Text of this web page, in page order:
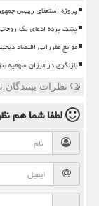
پروژه استعفای رییس
پشت پرده ادعای یک روحانی در رابطه با ۲۸ بار
موانع مقرراتی اقتصاد
بازنگری در میزان سهمیه
نظرات
لطفا شما هم